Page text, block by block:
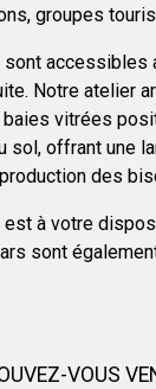
groupes
sont accessibles
Notre atelier
vitrées
sol, offrant une
production des
est à votre
sont
VOUS